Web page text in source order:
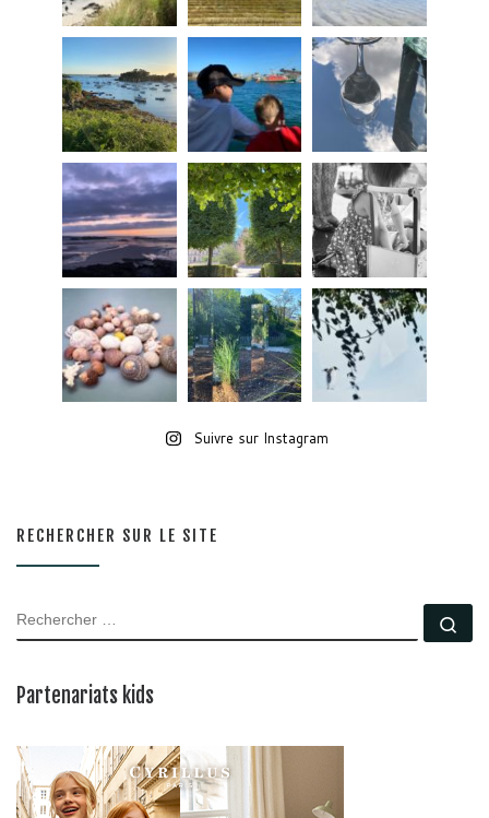
Suivre sur Instagram
RECHERCHER SUR LE SITE
RECHERCHER
Partenariats kids